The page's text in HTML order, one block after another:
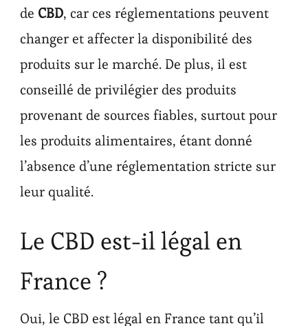
de CBD, car ces réglementations peuvent
changer et affecter la disponibilité des
produits sur le marché. De plus, il est
conseillé de privilégier des produits
provenant de sources fiables, surtout pour
les produits alimentaires, étant donné
l’absence d’une réglementation stricte sur
leur qualité.
Le CBD est-il légal en
France ?
Oui, le CBD est légal en France tant qu’il